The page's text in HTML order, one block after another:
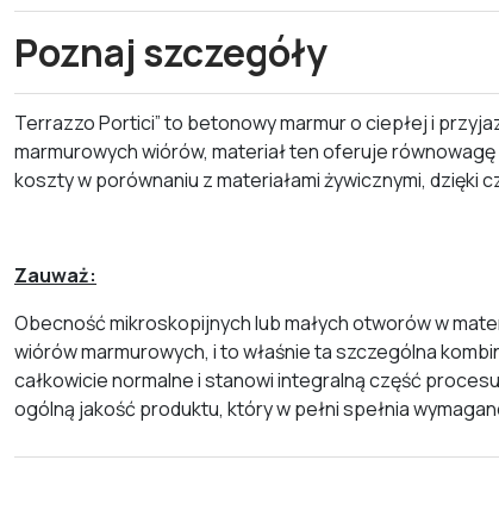
Poznaj szczegóły
Terrazzo Portici” to betonowy marmur o ciepłej i
marmurowych wiórów, materiał ten oferuje równowagę
koszty w porównaniu z materiałami żywicznymi,
Zauważ:
Obecność mikroskopijnych lub małych otworów w
wiórów marmurowych, i to właśnie ta szczególna
całkowicie normalne i stanowi integralną część
ogólną jakość produktu, który w pełni spełnia